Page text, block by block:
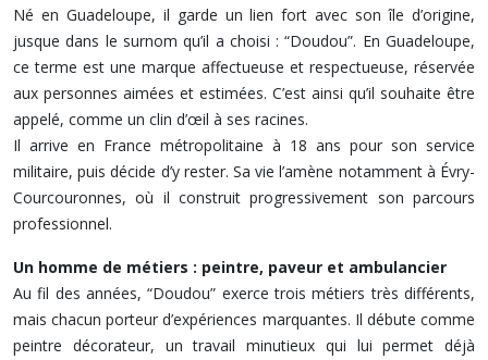
Né en Guadeloupe, il garde un lien fort avec son île d’origine,
jusque dans le surnom qu’il a choisi : “Doudou”. En Guadeloupe,
ce terme est une marque affectueuse et respectueuse, réservée
aux personnes aimées et estimées. C’est ainsi qu’il souhaite être
appelé, comme un clin d’œil à ses racines.
Il arrive en France métropolitaine à 18 ans pour son service
militaire, puis décide d’y rester. Sa vie l’amène notamment à Évry-
Courcouronnes, où il construit progressivement son parcours
professionnel.
Un homme de métiers : peintre, paveur et ambulancier
Au fil des années, “Doudou” exerce trois métiers très différents,
mais chacun porteur d’expériences marquantes. Il débute comme
peintre décorateur, un travail minutieux qui lui permet déjà